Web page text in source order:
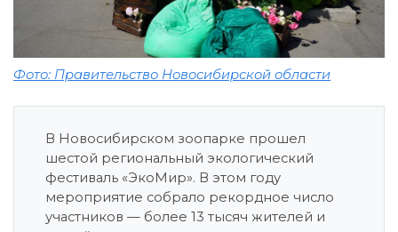
Фото: Правительство Новосибирской области
В Новосибирском зоопарке прошел
шестой региональный экологический
фестиваль «ЭкоМир». В этом году
мероприятие собрало рекордное число
участников — более 13 тысяч жителей и